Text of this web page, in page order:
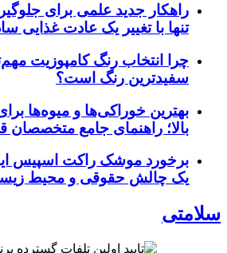
راهکار جدید علمی برای
تنها با تغییر یک عادت غذایی
چرا انتخاب رنگ کامپوزیت
سفیدترین رنگ است؟
بهترین خوراکی‌ها و میوه‌ها
بالا؛ راهنمای جامع متخصصان
برخورد موشک راکت اسپیس
یک چالش حقوقی و محیط
سلامتی